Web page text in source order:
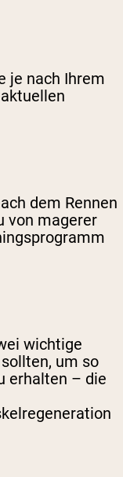
je nach Ihrem
dem Rennen
von magerer
wichtige
um so
erhalten – die